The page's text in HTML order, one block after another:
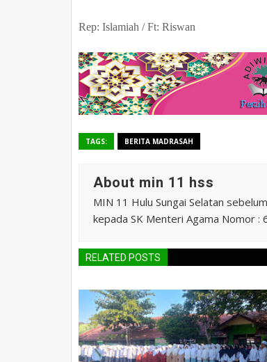
Rep: Islamiah / Ft: Riswan
TAGS: BERITA MADRASAH
About min 11 hss
MIN 11 Hulu Sungai Selatan
kepada SK Menteri Agama Nomor
RELATED POSTS